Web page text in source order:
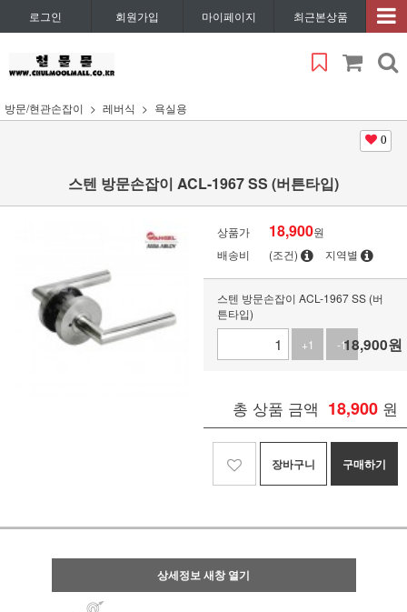
로그인 회원가입 마이페이지 최근본상품
방문/현관손잡이 레버식 욕실용
0
스텐 방문손잡이 ACL-1967 SS (버튼타입)
상품가 18,900원
배송비
(조건) 지역별
스텐 방문손잡이 ACL-1967 SS (버
튼타입)
+1
-118,900원
총 상품 금액 18,900 원
장바구니 구매하기
상세정보 새창 열기